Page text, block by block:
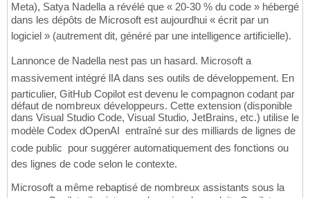
Meta), Satya Nadella a révélé que « 20-30 % du code » hébergé
dans les dépôts de Microsoft est aujourdhui « écrit par un
logiciel » (autrement dit, généré par une intelligence artificielle).
Lannonce de Nadella nest pas un hasard. Microsoft a
massivement intégré lIA dans ses outils de développement. En
particulier, GitHub Copilot est devenu le compagnon codant par
défaut de nombreux développeurs. Cette extension (disponible
dans Visual Studio Code, Visual Studio, JetBrains, etc.) utilise le
modèle Codex dOpenAI  entraîné sur des milliards de lignes de
code public  pour suggérer automatiquement des fonctions ou
des lignes de code selon le contexte.
Microsoft a même rebaptisé de nombreux assistants sous la